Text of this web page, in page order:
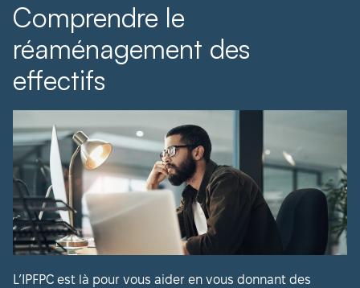
Comprendre le
réaménagement des
effectifs
L’IPFPC est là pour vous aider en vous donnant des